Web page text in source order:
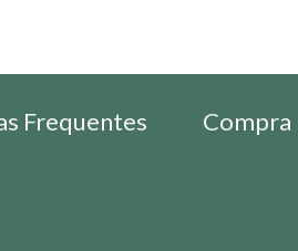
Frequentes Compra